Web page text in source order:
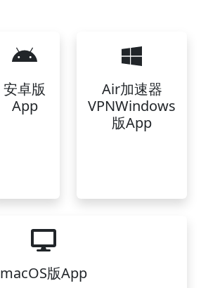
安卓版
App
Air加速器
VPNWindows
版App
macOS版App